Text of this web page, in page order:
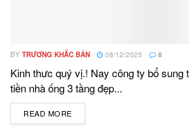
BY TRƯƠNG KHẮC BẢN 08/12/2025 8
Kinh thưc quý vị.! Nay công ty bổ
tiền nhà ống 3 tầng đẹp...
READ MORE